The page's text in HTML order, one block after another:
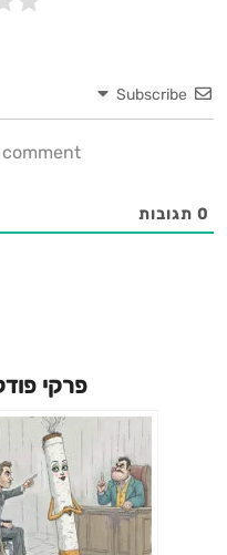
Subscribe
0 תגובות
פרקי